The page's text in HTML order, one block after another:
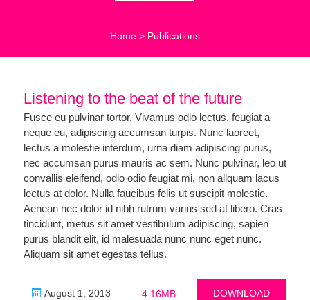
Home> Publications
Listening to the beat of the future
Fusce eu pulvinar tortor. Vivamus odio lectus, feugiat a
neque eu, adipiscing accumsan turpis. Nunc laoreet,
lectus a molestie interdum, urna diam adipiscing purus,
nec accumsan purus mauris ac sem. Nunc pulvinar, leo ut
convallis eleifend, odio odio feugiat mi, non aliquam lacus
lectus at dolor. Nulla faucibus felis ut suscipit molestie.
Aenean nec dolor id nibh rutrum varius sed at libero. Cras
tincidunt, metus sit amet vestibulum adipiscing, sapien
purus blandit elit, id malesuada nunc nunc eget nunc.
Aliquam sit amet egestas tellus.
August 1, 2013 4.16MB DOWNLOAD